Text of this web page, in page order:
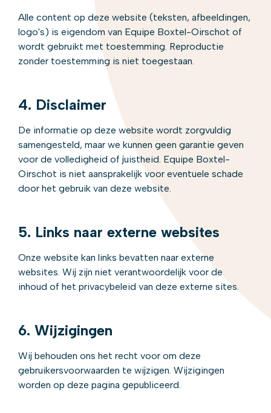
Alle content op deze website (teksten, afbeeldingen,
logo's) is eigendom van Equipe Boxtel-Oirschot of
wordt gebruikt met toestemming. Reproductie
zonder toestemming is niet toegestaan.
4. Disclaimer
De informatie op deze website wordt zorgvuldig
samengesteld, maar we kunnen geen garantie geven
voor de volledigheid of juistheid. Equipe Boxtel-
Oirschot is niet aansprakelijk voor eventuele schade
door het gebruik van deze website.
5. Links naar externe websites
Onze website kan links bevatten naar externe
websites. Wij zijn niet verantwoordelijk voor de
inhoud of het privacybeleid van deze externe sites.
6. Wijzigingen
Wij behouden ons het recht voor om deze
gebruikersvoorwaarden te wijzigen. Wijzigingen
worden op deze pagina gepubliceerd.